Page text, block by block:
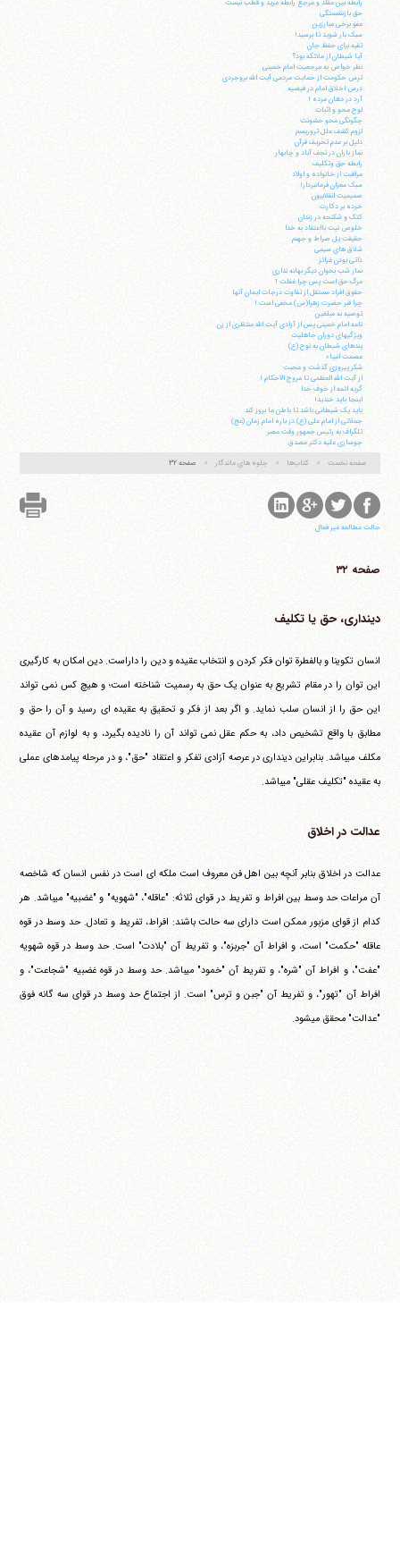
رابطه بین مقلد و مرجع رابطه مرید و قطب نیست
حق بازنشستگی
عفو برخی مبارزین
سبک بار شوید تا برسید!
تقیه برای حفظ جان
آیا شیطان از ملائکه بود؟
نظر خواص به مرجعیت امام خمینی
ترس حکومت از حمایت مردمی آیت الله بروجردی
درس اخلاق امام در فیضیه
آرد در دهان مرده !
لوح محو و اثبات
چگونگی محو خشونت
لزوم کشف علل تروریسم
دلیل بر عدم تحریف قرآن
نماز باران در نجف آباد و چابهار
رابطه حق وتکلیف
مراقبت از خانواده و اولاد
سبک مغزان فرمانبردار!
صمیمیت انقلابیون
خرده بر دکارت
کتک و شکنجه در زندان
خلوص نیت بااعتقاد به خدا
حقیقت پل صراط و جهنم
شلاق های سیمی
ذاتی بودن غرائز
نماز شب بخوان دیگر بهانه نداری
مرگ حق است پس چرا غفلت !
حقوق افراد مستقل از تفاوت درجات ایمان آنها
چرا قبر حضرت زهرا(س) مخفی است !
توصیه به مبلغین
نامه امام خمینی پس از آزادی آیت الله منتظری از زن
ویژگیهای دوران جاهلیت
پندهای شیطان به نوح (ع)
عصمت انبیاء
شکر پیروزی گذشت و محبت
از آیت الله العظمی تا مروج الاحکام !
گریه ائمه از خوف خدا
اینجا باید خندید!
باید یک شیطانی باشد تا باطن ما بروز کند
جملاتی از امام علی (ع) در باره امام زمان (عج)
تلگراف به رئیس جمهور وقت مصر
جوسازی علیه دکتر مصدق
صفحه نخست
کتاب‌ها جلوه های ماندگار صفحه ۳۲
حالت مطالعه غیر فعال
صفحه ۳۲
دینداری، حق یا تکلیف
انسان تکوینا و بالفطرة توان فکر کردن و انتخاب عقیده و دین را داراست. دین امکان به کارگیری
این توان را در مقام تشریع به عنوان یک حق به رسمیت شناخته است؛ و هیچ کس نمی تواند
این حق را از انسان سلب نماید. و اگر بعد از فکر و تحقیق به عقیده ای رسید و آن را حق و
مطابق با واقع تشخیص داد، به حکم عقل نمی تواند آن را نادیده بگیرد، و به لوازم آن عقیده
مکلف می‎باشد. بنابراین دینداری در عرصه آزادی تفکر و اعتقاد "حق"، و در مرحله پیامدهای عملی
به عقیده "تکلیف عقلی" می‎باشد.
عدالت در اخلاق
عدالت در اخلاق بنابر آنچه بین اهل فن معروف است ملکه ای است در نفس انسان که شاخصه
آن مراعات حد وسط بین افراط و تفریط در قوای ثلاثه: "عاقله"، "شهویه" و "غضبیه" می‎باشد. هر
کدام از قوای مزبور ممکن است دارای سه حالت باشند: افراط، تفریط و تعادل. حد وسط در قوه
عاقله "حکمت" است، و افراط آن "جربزه"، و تفریط آن "بلادت" است. حد وسط در قوه شهویه
"عفت"، و افراط آن "شره"، و تفریط آن "خمود" می‎باشد. حد وسط در قوه غضبیه "شجاعت"، و
افراط آن "تهور"، و تفریط آن "جبن و ترس" است. از اجتماع حد وسط در قوای سه گانه فوق
"عدالت" محقق می‎شود.